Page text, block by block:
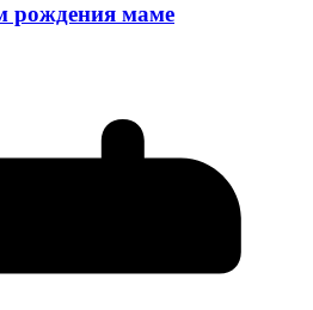
рождения маме